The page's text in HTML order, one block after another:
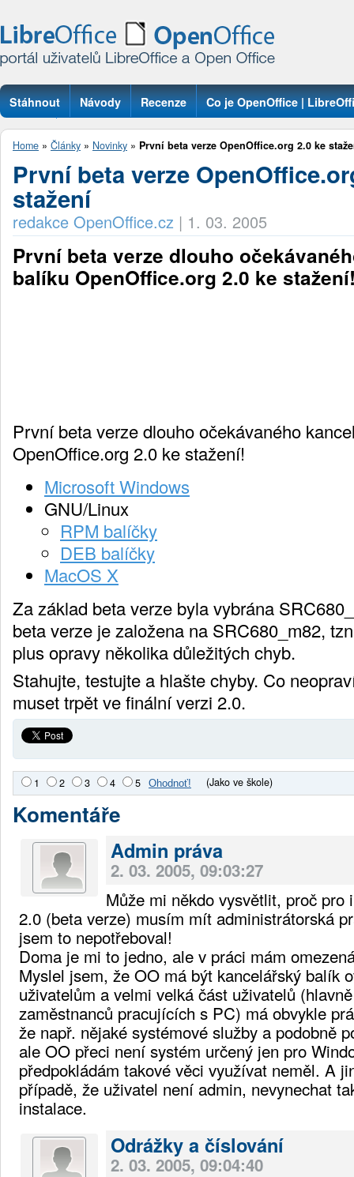
Stáhnout Návody Recenze Co je OpenOffice |
Otázky
Home » Články » Novinky » První beta verze OpenOffice.org 2.0 ke
První beta verze
stažení
redakce OpenOffice.cz | 1. 03. 2005
První beta verze dlouho
balíku OpenOffice.org 2.0 ke
První beta verze dlouho očekávaného
OpenOffice.org 2.0 ke stažení!
Microsoft Windows
GNU/Linux
RPM balíčky
DEB balíčky
MacOS X
Za základ beta verze byla vybrána
beta verze je založena na SRC680_m82,
plus opravy několika důležitých chyb.
Stahujte, testujte a hlašte chyby. Co
muset trpět ve finální verzi 2.0.
1 2 3 4 5 (Jako ve škole)
Komentáře
Admin práva
2. 03. 2005, 09:03:27
Může mi někdo vysvětlit, proč pro
2.0 (beta verze) musím mít administrátorská
jsem to nepotřeboval!
Doma je mi to jedno, ale v práci mám
Myslel jsem, že OO má být kancelářský balík
uživatelům a velmi velká část uživatelů
zaměstnanců pracujících s PC) má obvykle
že např. nějaké systémové služby a podobně
ale OO přeci není systém určený jen pro
předpokládám takové věci využívat neměl. A
případě, že uživatel není admin, nevynechat
instalace.
Odrážky a číslování
2. 03. 2005, 09:04:40